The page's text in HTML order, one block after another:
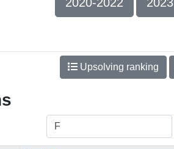
Upsolving ranking